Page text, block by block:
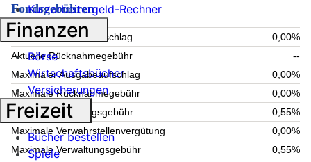
Fondsgebühren
Aktueller Ausgabeaufschlag
0,00%
Aktuelle Rücknahmegebühr
--
Maximaler Ausgabeaufschlag
0,00%
Maximale Rücknahmegebühr
0,00%
Aktuelle Verwaltungsgebühr
0,55%
Maximale Verwahrstellenvergütung
0,00%
Maximale Verwaltungsgebühr
0,55%
Kurzarbeitergeld-Rechner
Finanzen
Börse
Wirtschaftsbücher
Versicherungen
Freizeit
Bücher bestellen
Spiele